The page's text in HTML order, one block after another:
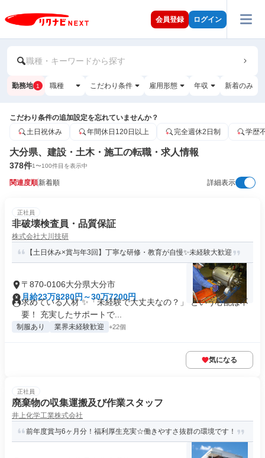
会員登録 ログイン
職種・キーワードから探す
勤務地 1 職種 こだわり条件 雇用形態 年収 新着のみ
こだわり条件の追加設定を忘れていませんか？
土日祝休み
年間休日120日以上 完全週休2日制 学歴
大分県、建設・土木・施工の転職・求人情報
378件1〜100件目を表示中
関連度順新着順 詳細表示
正社員
非破壊検査員・品質保証
株式会社大川技研
【土日休み×賞与年3回】丁寧な研修・教育が自慢✨未経験大歓迎
〒870-0106大分県大分市
月給23万8280円～30万7200円
求めている人材 ✨「未経験で大丈夫なの？」 という心配は不
要！ 充実したサポートで...
制服あり 業界未経験歓迎 +22個
気になる
正社員
廃棄物の収集運搬及び作業スタッフ
井上化学工業株式会社
前年度賞与6ヶ月分！福利厚生充実☆働きやすさ抜群の環境です！